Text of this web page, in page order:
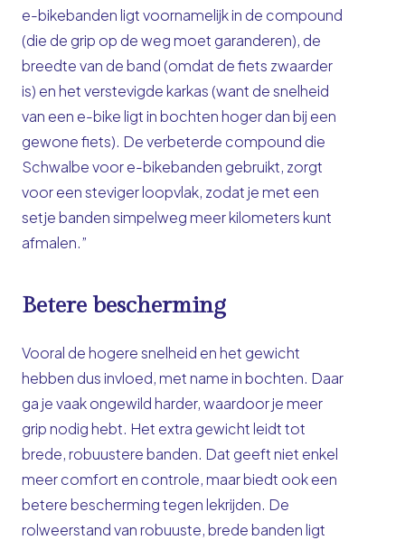
e-bikebanden ligt voornamelijk in de compound
(die de grip op de weg moet garanderen), de
breedte van de band (omdat de fiets zwaarder
is) en het verstevigde karkas (want de snelheid
van een e-bike ligt in bochten hoger dan bij een
gewone fiets). De verbeterde compound die
Schwalbe voor e-bikebanden gebruikt, zorgt
voor een steviger loopvlak, zodat je met een
setje banden simpelweg meer kilometers kunt
afmalen.”
Betere bescherming
Vooral de hogere snelheid en het gewicht
hebben dus invloed, met name in bochten. Daar
ga je vaak ongewild harder, waardoor je meer
grip nodig hebt. Het extra gewicht leidt tot
brede, robuustere banden. Dat geeft niet enkel
meer comfort en controle, maar biedt ook een
betere bescherming tegen lekrijden. De
rolweerstand van robuuste, brede banden ligt